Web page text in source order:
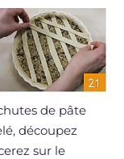
de pâte
découpez
sur le